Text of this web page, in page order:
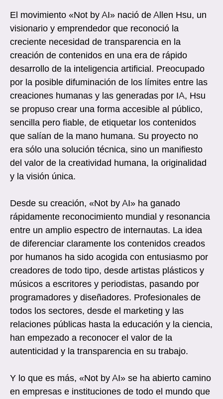
El movimiento «Not by AI» nació de Allen Hsu, un
visionario y emprendedor que reconoció la
creciente necesidad de transparencia en la
creación de contenidos en una era de rápido
desarrollo de la inteligencia artificial. Preocupado
por la posible difuminación de los límites entre las
creaciones humanas y las generadas por IA, Hsu
se propuso crear una forma accesible al público,
sencilla pero fiable, de etiquetar los contenidos
que salían de la mano humana. Su proyecto no
era sólo una solución técnica, sino un manifiesto
del valor de la creatividad humana, la originalidad
y la visión única.
Desde su creación, «Not by AI» ha ganado
rápidamente reconocimiento mundial y resonancia
entre un amplio espectro de internautas. La idea
de diferenciar claramente los contenidos creados
por humanos ha sido acogida con entusiasmo por
creadores de todo tipo, desde artistas plásticos y
músicos a escritores y periodistas, pasando por
programadores y diseñadores. Profesionales de
todos los sectores, desde el marketing y las
relaciones públicas hasta la educación y la ciencia,
han empezado a reconocer el valor de la
autenticidad y la transparencia en su trabajo.
Y lo que es más, «Not by AI» se ha abierto camino
en empresas e instituciones de todo el mundo que